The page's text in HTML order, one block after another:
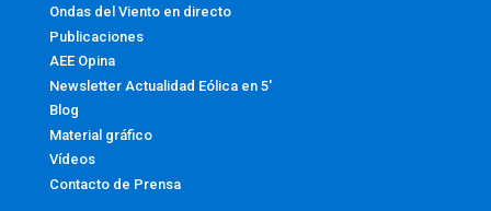
Ondas del Viento en directo
Publicaciones
AEE Opina
Newsletter Actualidad Eólica en 5′
Blog
Material gráfico
Vídeos
Contacto de Prensa